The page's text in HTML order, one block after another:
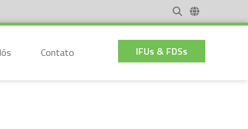
Contato IFUs & FDSs